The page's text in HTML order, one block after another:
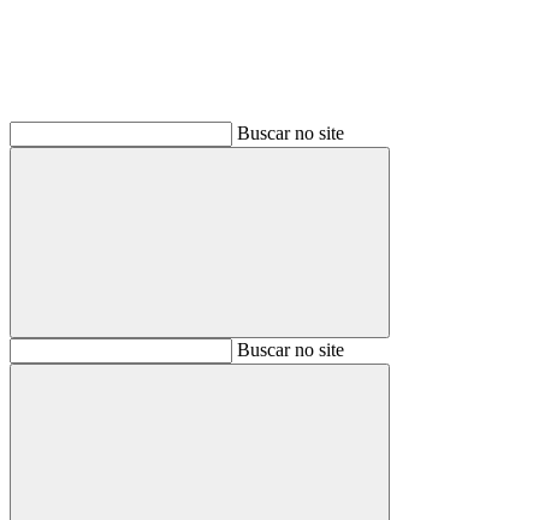
Buscar no site
BuscarBuscar no site